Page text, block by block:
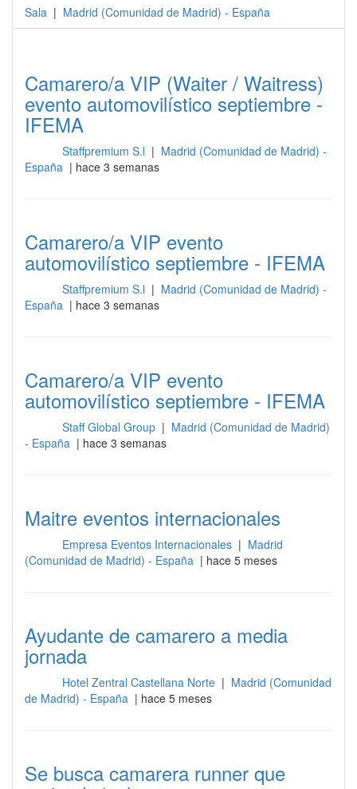
Sala | Madrid (Comunidad de Madrid) - España
Camarero/a VIP (Waiter / Waitress)
evento automovilístico septiembre -
IFEMA
Staffpremium S.l | Madrid (Comunidad de Madrid) -
España | hace 3 semanas
Camarero/a VIP evento
automovilístico septiembre - IFEMA
Staffpremium S.l | Madrid (Comunidad de Madrid) -
España | hace 3 semanas
Camarero/a VIP evento
automovilístico septiembre - IFEMA
Staff Global Group | Madrid (Comunidad de Madrid)
- España | hace 3 semanas
Maitre eventos internacionales
Empresa Eventos Internacionales | Madrid
(Comunidad de Madrid) - España | hace 5 meses
Ayudante de camarero a media
jornada
Hotel Zentral Castellana Norte | Madrid (Comunidad
de Madrid) - España | hace 5 meses
Se busca camarera runner que